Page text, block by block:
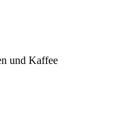
und Kaffee